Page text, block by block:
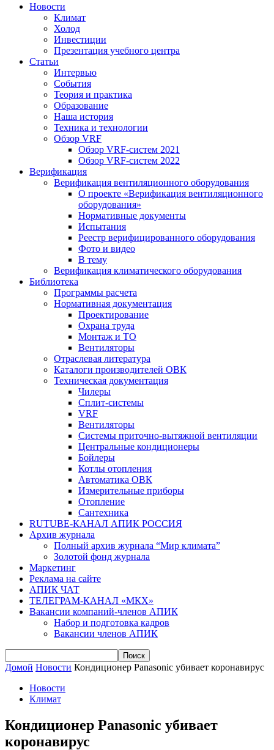
Новости
Климат
Холод
Инвестиции
Презентация учебного центра
Статьи
Интервью
События
Теория и практика
Образование
Наша история
Техника и технологии
Обзор VRF
Обзор VRF-систем 2021
Обзор VRF-систем 2022
Верификация
Верификация вентиляционного оборудования
О проекте «Верификация вентиляционного
оборудования»
Нормативные документы
Испытания
Реестр верифицированного оборудования
Фото и видео
В тему
Верификация климатического оборудования
Библиотека
Программы расчета
Нормативная документация
Проектирование
Охрана труда
Монтаж и ТО
Вентиляторы
Отраслевая литература
Каталоги производителей ОВК
Техническая документация
Чилеры
Сплит-системы
VRF
Вентиляторы
Системы приточно-вытяжной вентиляции
Центральные кондиционеры
Бойлеры
Котлы отопления
Автоматика ОВК
Измерительные приборы
Отопление
Сантехника
RUTUBE-КАНАЛ АПИК РОССИЯ
Архив журнала
Полный архив журнала “Мир климата”
Золотой фонд журнала
Маркетинг
Реклама на сайте
АПИК ЧАТ
ТЕЛЕГРАМ-КАНАЛ «МКХ»
Вакансии компаний-членов АПИК
Набор и подготовка кадров
Вакансии членов АПИК
Домой Новости Кондиционер Panasonic убивает коронавирус
Новости
Климат
Кондиционер Panasonic убивает
коронавирус